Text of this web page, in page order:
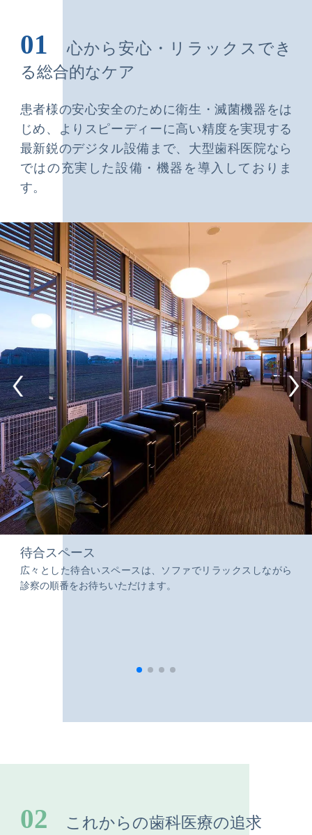
01
心から安心・リラックスでき
る総合的なケア
患者様の安心安全のために衛生・滅菌機器をは
じめ、よりスピーディーに高い精度を実現する
最新鋭のデジタル設備まで、大型歯科医院なら
ではの充実した設備・機器を導入しておりま
す。
待合スペース
広々とした待合いスペースは、ソファでリラックスしながら
診察の順番をお待ちいただけます。
02 これからの歯科医療の追求